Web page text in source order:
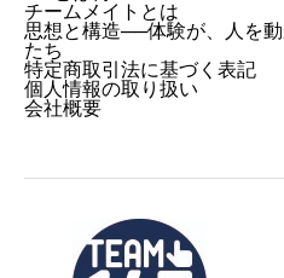
チームメイトとは
思想と構造──体験が、人を
たち
特定商取引法に基づく表記
個人情報の取り扱い
会社概要